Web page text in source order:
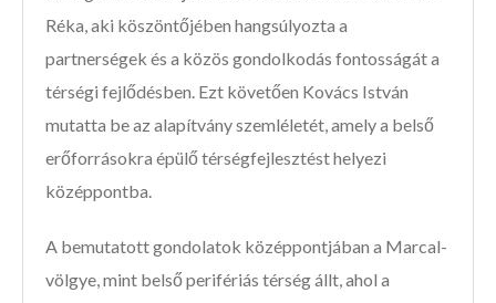
Réka, aki köszöntőjében hangsúlyozta a
partnerségek és a közös gondolkodás fontosságát a
térségi fejlődésben. Ezt követően Kovács István
mutatta be az alapítvány szemléletét, amely a belső
erőforrásokra épülő térségfejlesztést helyezi
középpontba.
A bemutatott gondolatok középpontjában a Marcal-
völgye, mint belső perifériás térség állt, ahol a